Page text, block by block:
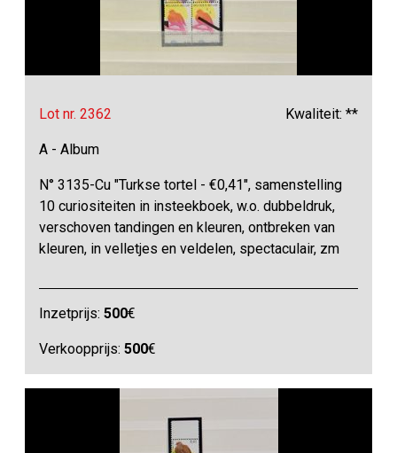
Lot nr. 2362 Kwaliteit: **
A - Album
N° 3135-Cu "Turkse tortel - €0,41", samenstelling
10 curiositeiten in insteekboek, w.o. dubbeldruk,
verschoven tandingen en kleuren, ontbreken van
kleuren, in velletjes en veldelen, spectaculair, zm
Inzetprijs:500€
Verkoopprijs:500€